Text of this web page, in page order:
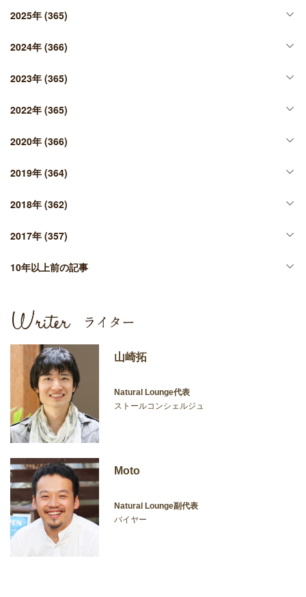
2025年 (365)
2024年 (366)
2023年 (365)
2022年 (365)
2020年 (366)
2019年 (364)
2018年 (362)
2017年 (357)
10年以上前の記事
山崎拓
Natural Lounge代表
ストールコンシェルジュ
Moto
Natural Lounge副代表
バイヤー